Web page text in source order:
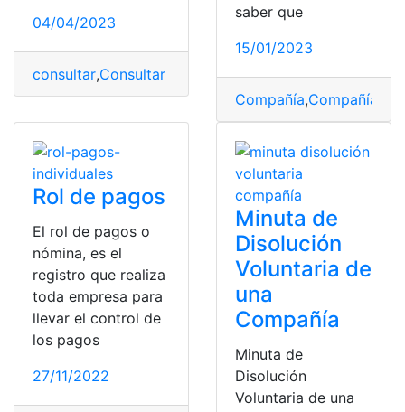
04/04/2023
consultar,Consultar la planilla de luz en Emelnorte,
saber que
15/01/2023
Compañía,Compañía
Rol de pagos
El rol de pagos o
nómina, es el
registro que realiza
toda empresa para
llevar el control de
los pagos
27/11/2022
Minuta de
Disolución
Voluntaria de
una
Compañía
Minuta de
Disolución
Voluntaria de una